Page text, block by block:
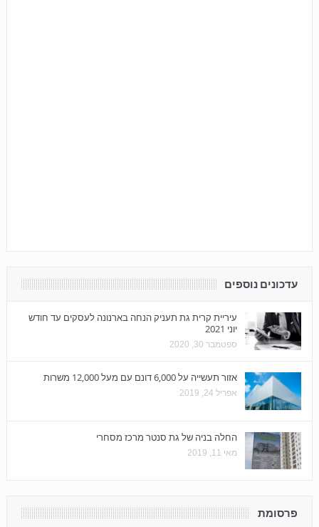
עדכונים נוספים
עיריית קרית גת תעניק הנחה בארנונה לעסקים עד חודש
יוני 2021
ספטמבר 30, 2020
אזור תעשייה על 6,000 דונם עם מעל 12,000 משרות
אפריל 24, 2019
החלה בניה של גת סנטר מרכז מסחרי
מאי 11, 2019
פרסומת